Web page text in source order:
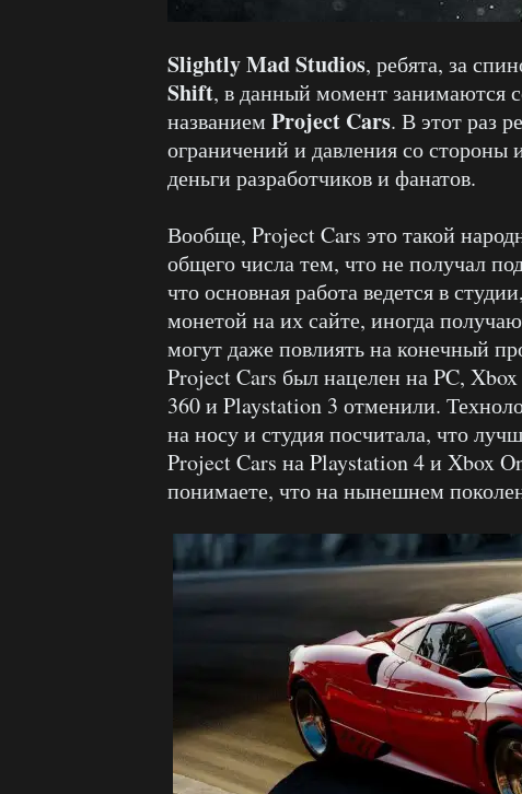
Slightly Mad Studios, ребята, за
Shift, в данный момент занимаются
названием Project Cars. В этот раз
ограничений и давления со стороны
деньги разработчиков и фанатов.
Вообще, Project Cars это такой
общего числа тем, что не получал
что основная работа ведется в
монетой на их сайте, иногда
могут даже повлиять на конечный
Project Cars был нацелен на PC,
360 и Playstation 3 отменили.
на носу и студия посчитала, что
Project Cars на Playstation 4 и Xbox
понимаете, что на нынешнем